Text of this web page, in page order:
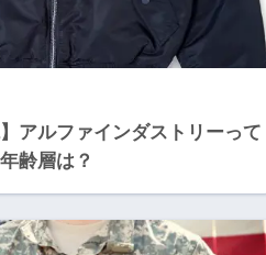
】アルファインダストリーって
齢層は？